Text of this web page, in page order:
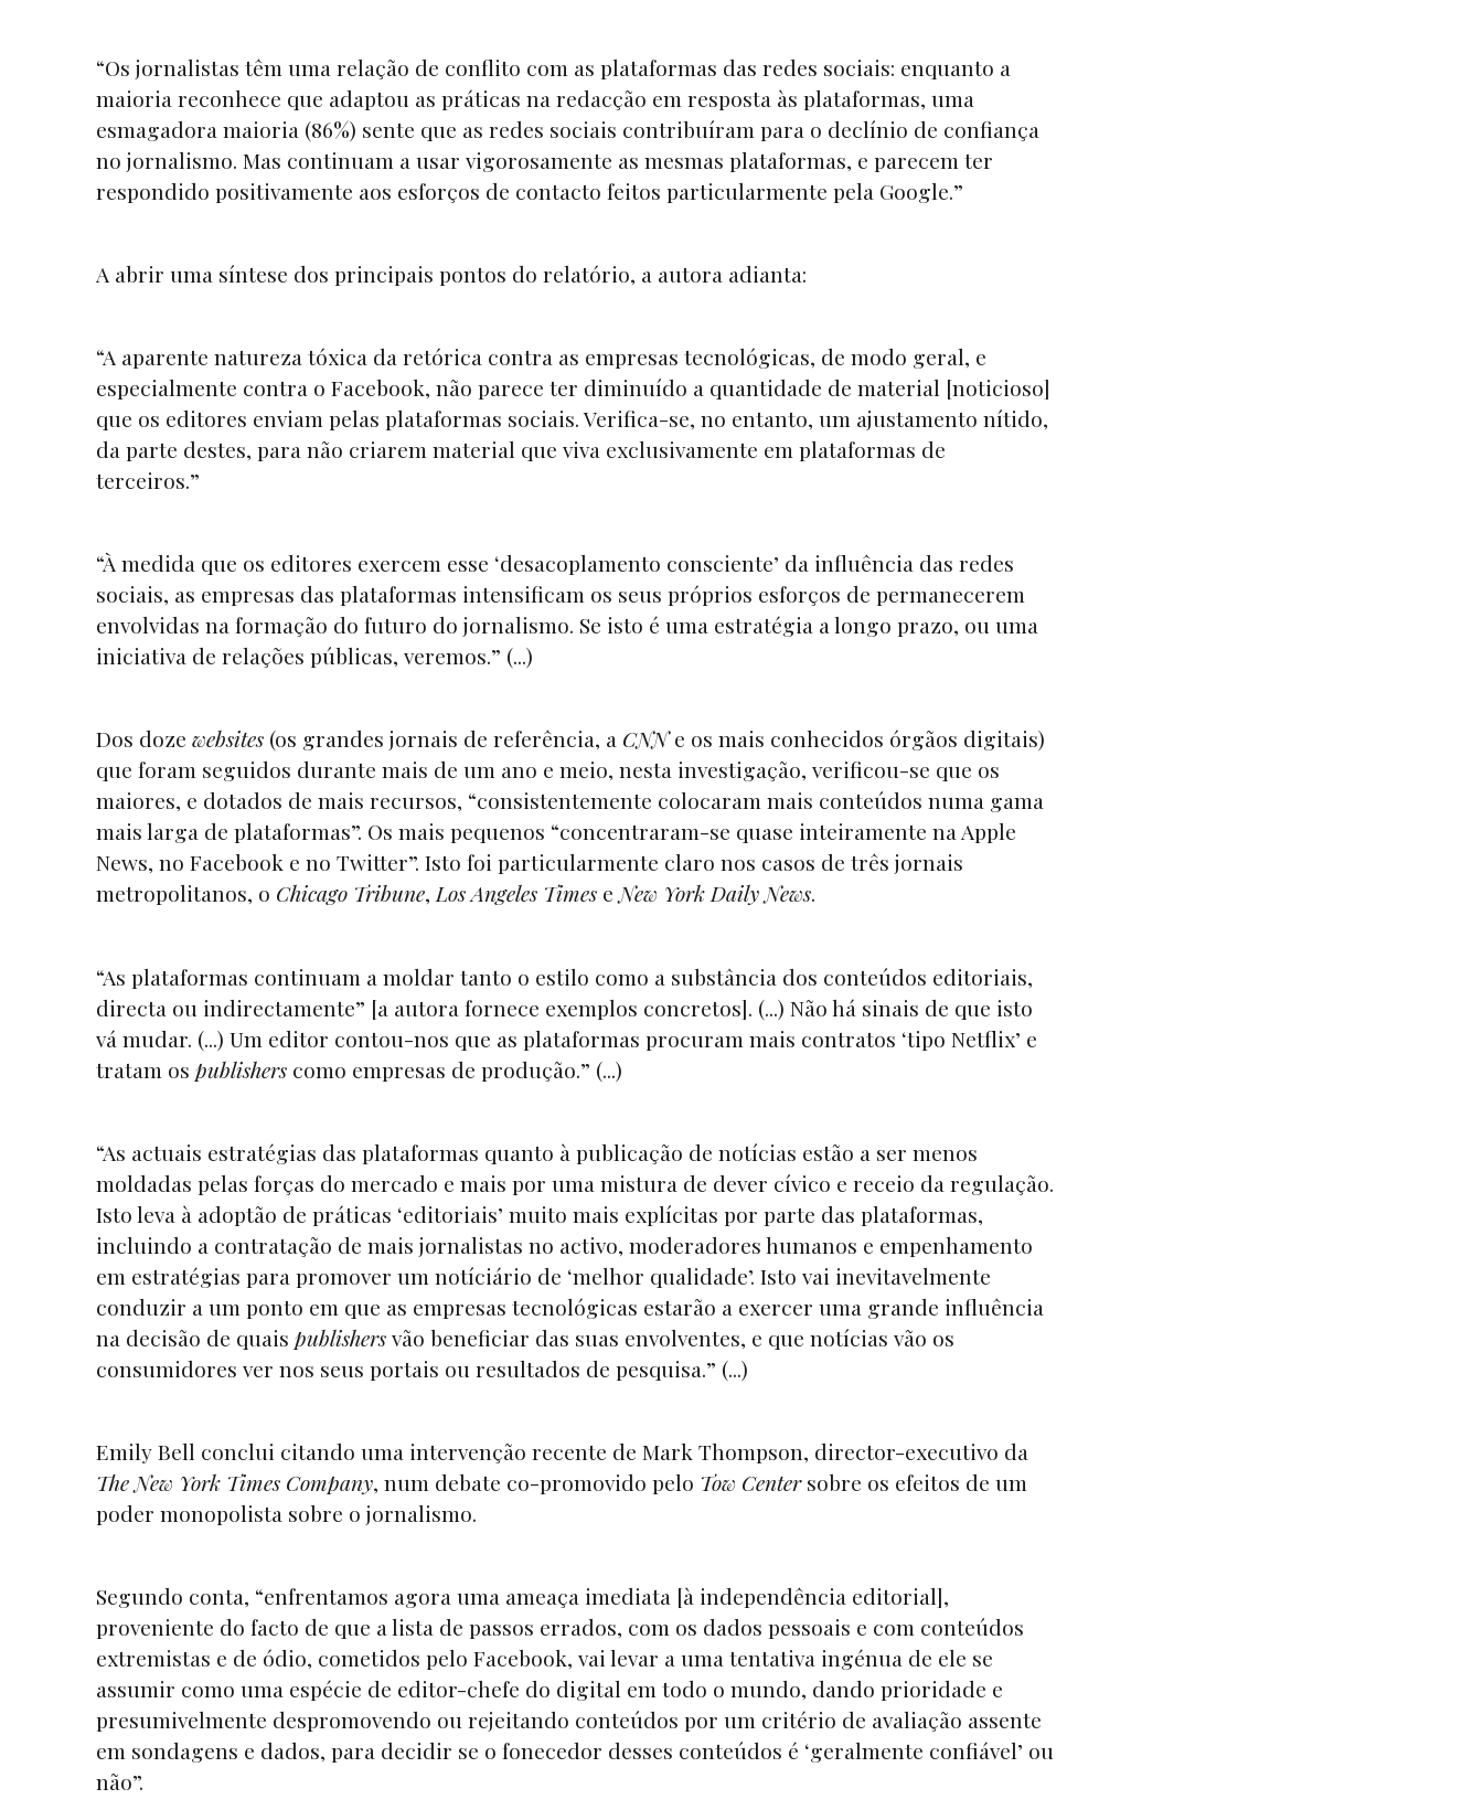
“Os jornalistas têm uma relação de conflito com as plataformas das redes sociais: enquanto a
maioria reconhece que adaptou as práticas na redacção em resposta às plataformas, uma
esmagadora maioria (86%) sente que as redes sociais contribuíram para o declínio de confiança
no jornalismo. Mas continuam a usar vigorosamente as mesmas plataformas, e parecem ter
respondido positivamente aos esforços de contacto feitos particularmente pela Google.”
A abrir uma síntese dos principais pontos do relatório, a autora adianta:
“A aparente natureza tóxica da retórica contra as empresas tecnológicas, de modo geral, e
especialmente contra o Facebook, não parece ter diminuído a quantidade de material [noticioso]
que os editores enviam pelas plataformas sociais. Verifica-se, no entanto, um ajustamento nítido,
da parte destes, para não criarem material que viva exclusivamente em plataformas de
terceiros.”
“À medida que os editores exercem esse ‘desacoplamento consciente’ da influência das redes
sociais, as empresas das plataformas intensificam os seus próprios esforços de permanecerem
envolvidas na formação do futuro do jornalismo. Se isto é uma estratégia a longo prazo, ou uma
iniciativa de relações públicas, veremos.” (...)
Dos doze websites (os grandes jornais de referência, a CNNe os mais conhecidos órgãos digitais)
que foram seguidos durante mais de um ano e meio, nesta investigação, verificou-se que os
maiores, e dotados de mais recursos, “consistentemente colocaram mais conteúdos numa gama
mais larga de plataformas”. Os mais pequenos “concentraram-se quase inteiramente na Apple
News, no Facebook e no Twitter”. Isto foi particularmente claro nos casos de três jornais
metropolitanos, o Chicago Tribune,Los Angeles Times eNew York Daily News.
“As plataformas continuam a moldar tanto o estilo como a substância dos conteúdos editoriais,
directa ou indirectamente” [a autora fornece exemplos concretos]. (...) Não há sinais de que isto
vá mudar. (...) Um editor contou-nos que as plataformas procuram mais contratos ‘tipo Netflix’ e
tratam os publishers como empresas de produção.” (...)
“As actuais estratégias das plataformas quanto à publicação de notícias estão a ser menos
moldadas pelas forças do mercado e mais por uma mistura de dever cívico e receio da regulação.
Isto leva à adoptão de práticas ‘editoriais’ muito mais explícitas por parte das plataformas,
incluindo a contratação de mais jornalistas no activo, moderadores humanos e empenhamento
em estratégias para promover um notíciário de ‘melhor qualidade’. Isto vai inevitavelmente
conduzir a um ponto em que as empresas tecnológicas estarão a exercer uma grande influência
na decisão de quais publishersvão beneficiar das suas envolventes, e que notícias vão os
consumidores ver nos seus portais ou resultados de pesquisa.” (...)
Emily Bell conclui citando uma intervenção recente de Mark Thompson, director-executivo da
The New York Times Company, num debate co-promovido pelo Tow Centersobre os efeitos de um
poder monopolista sobre o jornalismo.
Segundo conta, “enfrentamos agora uma ameaça imediata [à independência editorial],
proveniente do facto de que a lista de passos errados, com os dados pessoais e com conteúdos
extremistas e de ódio, cometidos pelo Facebook, vai levar a uma tentativa ingénua de ele se
assumir como uma espécie de editor-chefe do digital em todo o mundo, dando prioridade e
presumivelmente despromovendo ou rejeitando conteúdos por um critério de avaliação assente
em sondagens e dados, para decidir se o fonecedor desses conteúdos é ‘geralmente confiável’ ou
não”.